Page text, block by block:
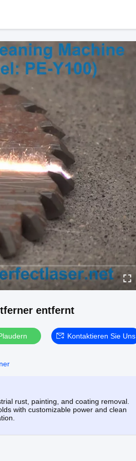
entfernt
Kontaktieren Sie Uns
rust, painting, and coating removal.
with customizable power and clean